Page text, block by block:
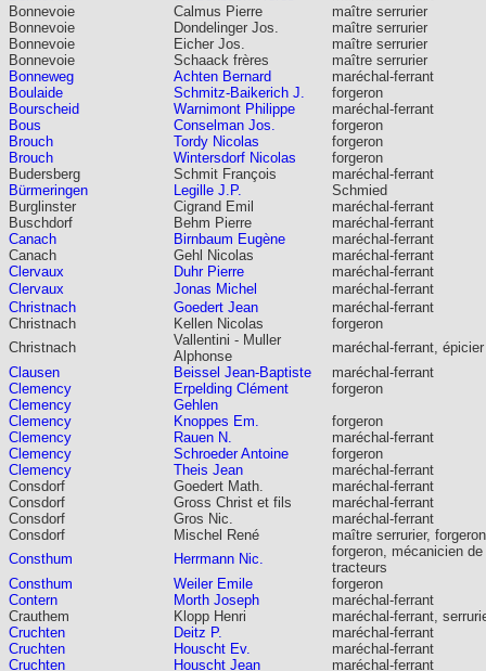
Bonnevoie
Calmus Pierre
maître serrurier
Bonnevoie
Dondelinger Jos.
maître serrurier
Bonnevoie
Eicher Jos.
maître serrurier
Bonnevoie
Schaack frères
maître serrurier
Bonneweg
Achten Bernard
maréchal-ferrant
Boulaide
Schmitz-Baikerich J.
forgeron
Bourscheid
Warnimont Philippe
maréchal-ferrant
Bous
Conselman Jos.
forgeron
Brouch
Tordy Nicolas
forgeron
Brouch
Wintersdorf Nicolas
forgeron
Budersberg
Schmit François
maréchal-ferrant
Bürmeringen
Legille J.P.
Schmied
Burglinster
Cigrand Emil
maréchal-ferrant
Buschdorf
Behm Pierre
maréchal-ferrant
Canach
Birnbaum Eugène
maréchal-ferrant
Canach
Gehl Nicolas
maréchal-ferrant
Clervaux
Duhr Pierre
maréchal-ferrant
Clervaux
Jonas Michel
maréchal-ferrant
Christnach
Goedert Jean
maréchal-ferrant
Christnach
Kellen Nicolas
forgeron
Christnach
Vallentini - Muller
Alphonse
maréchal-ferrant, épicier
Clausen
Beissel Jean-Baptiste
maréchal-ferrant
Clemency
Erpelding Clément
forgeron
Clemency
Gehlen
Clemency
Knoppes Em.
forgeron
Clemency
Rauen N.
maréchal-ferrant
Clemency
Schroeder Antoine
forgeron
Clemency
Theis Jean
maréchal-ferrant
Consdorf
Goedert Math.
maréchal-ferrant
Consdorf
Gross Christ et fils
maréchal-ferrant
Consdorf
Gros Nic.
maréchal-ferrant
Consdorf
Mischel René
maître serrurier, forgeron
Consthum
Herrmann Nic.
forgeron, mécanicien de
tracteurs
Consthum
Weiler Emile
forgeron
Contern
Morth Joseph
maréchal-ferrant
Crauthem
Klopp Henri
maréchal-ferrant,
Cruchten
Deitz P.
maréchal-ferrant
Cruchten
Houscht Ev.
maréchal-ferrant
Cruchten
Houscht Jean
maréchal-ferrant